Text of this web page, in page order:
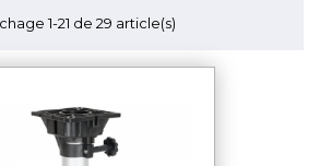
1-21 de 29 article(s)